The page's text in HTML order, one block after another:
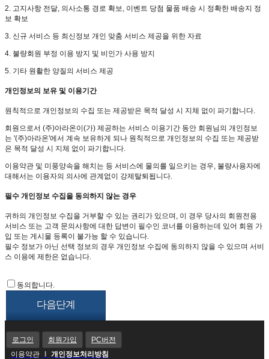
2. 고지사항 전달, 의사소통 경로 확보, 이벤트 당첨 물품 배송 시 정확한 배송지 정
보 확보
3. 신규 서비스 등 최신정보 개인 맞춤 서비스 제공을 위한 자료
4. 불량회원 부정 이용 방지 및 비인가 사용 방지
5. 기타 원활한 양질의 서비스 제공
개인정보의 보유 및 이용기간
원칙적으로 개인정보의 수집 또는 제공받은 목적 달성 시 지체 없이 파기합니다.
회원으로서 (주)아라온이(가) 제공하는 서비스 이용기간 동안 회원님의 개인정보
는 '(주)아라온'에서 계속 보유하게 되나 원칙적으로 개인정보의 수집 또는 제공받
은 목적 달성 시 지체 없이 파기합니다.
이용약관 및 미풍양속을 해치는 등 서비스에 물의를 일으키는 경우, 불량사용자에
대해서는 이용자의 의사에 관계없이 강제탈퇴됩니다.
필수 개인정보 수집을 동의하지 않는 경우
귀하의 개인정보 수집을 거부할 수 있는 권리가 있으며, 이 경우 당사의 회원전용
서비스 또는 고객 문의사항에 대한 답변이 필수인 코너를 이용하는데 있어 회원 가
입 또는 게시물 등록이 불가능 할 수 있습니다.
필수 정보가 아닌 선택 정보의 경우 개인정보 수집에 동의하지 않을 수 있으며 서비
스 이용에 제한은 없습니다.
동의합니다.
다음단계
로그인 회원가입
PC버전
이용약관
l 개인정보처리방침